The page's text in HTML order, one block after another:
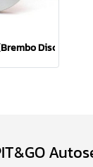
Disc Brake)